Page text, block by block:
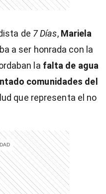
de 7 Días, Mariela
a ser honrada con la
la falta de agua
comunidades del
que representa el no